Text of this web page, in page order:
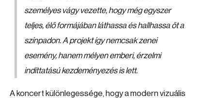
személyes vágy vezette, hogy még egyszer
teljes, élő formájában láthassa és hallhassa őt a
színpadon. A projekt így nemcsak zenei
esemény, hanem mélyen emberi, érzelmi
indíttatású kezdeményezés is lett.
A koncert különlegessége, hogy a modern vizuális